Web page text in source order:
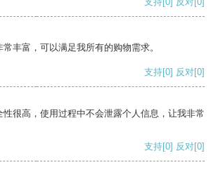
丰富，可以满足我所有的购物需求。
支持[0] 反对[0]
性很高，使用过程中不会泄露个人信息，让我非常
支持[0] 反对[0]